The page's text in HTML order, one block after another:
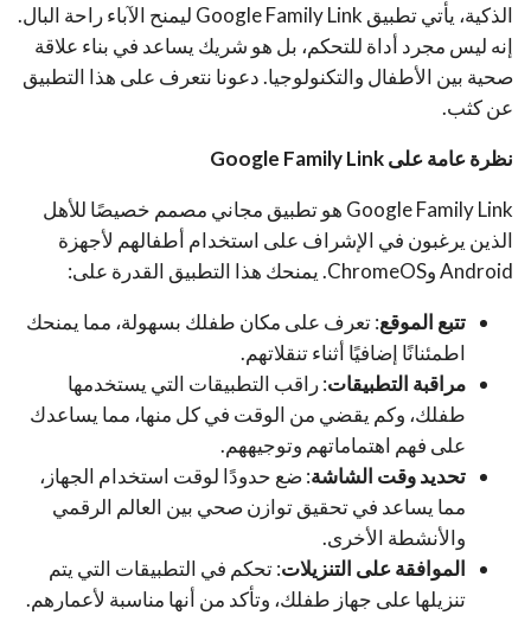
الذكية، يأتي تطبيق Google Family Link ليمنح الآباء راحة البال.
إنه ليس مجرد أداة للتحكم، بل هو شريك يساعد في بناء علاقة
صحية بين الأطفال والتكنولوجيا. دعونا نتعرف على هذا التطبيق
عن كثب.
نظرة عامة على Google Family Link
Google Family Link هو تطبيق مجاني مصمم خصيصًا للأهل
الذين يرغبون في الإشراف على استخدام أطفالهم لأجهزة
Android وChromeOS. يمنحك هذا التطبيق القدرة على:
تتبع الموقع: تعرف على مكان طفلك بسهولة، مما يمنحك
اطمئنانًا إضافيًا أثناء تنقلاتهم.
مراقبة التطبيقات: راقب التطبيقات التي يستخدمها
طفلك، وكم يقضي من الوقت في كل منها، مما يساعدك
على فهم اهتماماتهم وتوجيههم.
تحديد وقت الشاشة: ضع حدودًا لوقت استخدام الجهاز،
مما يساعد في تحقيق توازن صحي بين العالم الرقمي
والأنشطة الأخرى.
الموافقة على التنزيلات: تحكم في التطبيقات التي يتم
تنزيلها على جهاز طفلك، وتأكد من أنها مناسبة لأعمارهم.